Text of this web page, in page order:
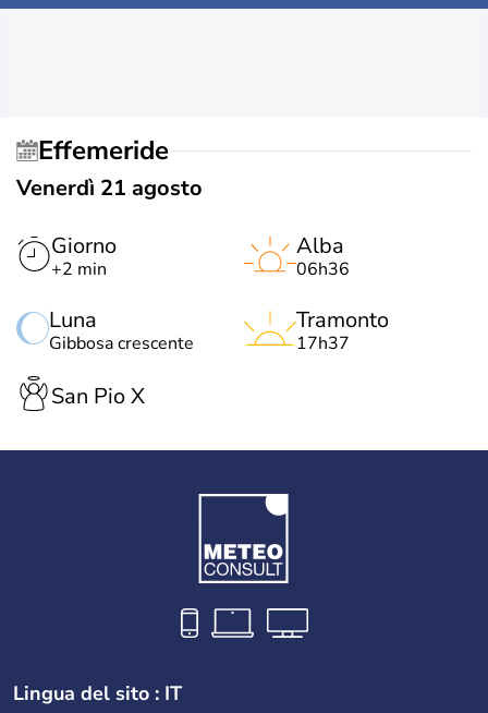
Effemeride
Venerdì 21 agosto
Giorno
+2 min
Luna
Gibbosa crescente
Alba
06h36
Tramonto
17h37
San Pio X
Lingua del sito : IT